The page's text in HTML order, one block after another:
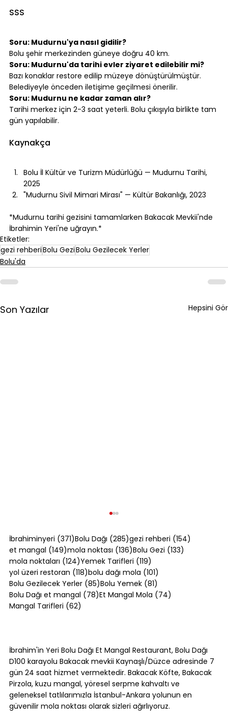
SSS
Soru: Mudurnu'ya nasıl gidilir?
Bolu şehir merkezinden güneye doğru 40 km.
Soru: Mudurnu'da tarihi evler ziyaret edilebilir mi?
Bazı konaklar restore edilip müzeye dönüştürülmüştür.
Belediyeyle önceden iletişime geçilmesi önerilir.
Soru: Mudurnu ne kadar zaman alır?
Tarihi merkez için 2-3 saat yeterli. Bolu çıkışıyla birlikte tam
gün yapılabilir.
Kaynakça
Bolu İl Kültür ve Turizm Müdürlüğü — Mudurnu Tarihi,
2025
"Mudurnu Sivil Mimari Mirası" — Kültür Bakanlığı, 2023
*Mudurnu tarihi gezisini tamamlarken Bakacak Mevkii'nde
İbrahimin Yeri'ne uğrayın.*
Etiketler:
gezi rehberiBolu GeziBolu Gezilecek Yerler
Bolu'da
Son Yazılar Hepsini Gör
Ankara'dan Adım Adım [2026]
İbrahiminyeri (371)371 yazı
Bolu Dağı (285)285 yazı
gezi rehberi (154)
et mangal (149)149 yazı
mola noktası (136)136 yazı
Bolu Gezi (133)
mola noktaları (124)124 yazı
Yemek Tarifleri (119)
yol üzeri restoran (118)118 yazı
bolu dağı mola (101)
Bolu Gezilecek Yerler (85)85 yazı
Bolu Yemek (81)
Bolu Dağı et mangal (78)78 yazı
Et Mangal Mola (74)
Mangal Tarifleri (62)
İbrahim'in Yeri Bolu Dağı Et Mangal Restaurant, Bolu Dağı
D100 karayolu Bakacak mevkii Kaynaşlı/Düzce adresinde 7
gün 24 saat hizmet vermektedir. Bakacak Köfte, Bakacak
Pirzola, kuzu mangal, yöresel serpme kahvaltı ve
geleneksel tatlılarımızla İstanbul-Ankara yolunun en
güvenilir mola noktası olarak sizleri ağırlıyoruz.